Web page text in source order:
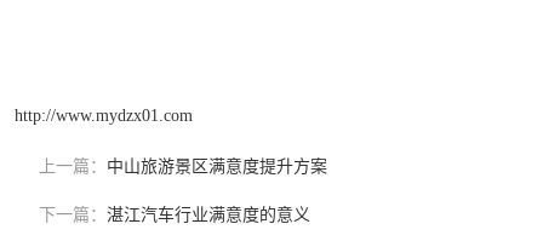
http://www.mydzx01.com
上一篇： 中山旅游景区满意度提升方案
下一篇： 湛江汽车行业满意度的意义